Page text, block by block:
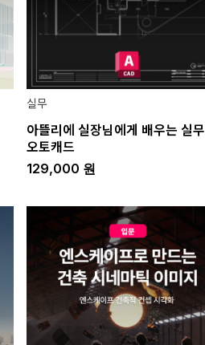
실무
아뜰리에 실장님에게 배우는 실무
오토캐드
129,000 원